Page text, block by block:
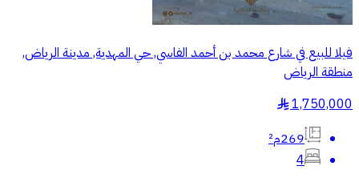
فيلا للبيع في شارع محمد بن أحمد الفاسي, حي المهدية, مدينة الرياض,
منطقة الرياض
1,750,000
§
269م²
4